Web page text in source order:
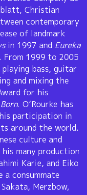
Christian
contemporary
of landmark
in 1997 and Eureka
From 1999 to 2005
bass, guitar
and mixing the
for his
. O’Rourke has
participation in
around the world.
culture and
many production
Karie, and Eiko
a consummate
Merzbow,